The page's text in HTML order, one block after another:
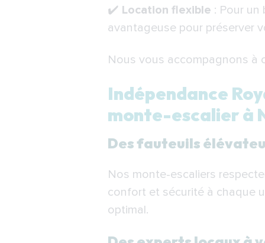
✔️ Location flexible : Pour
avantageuse pour préserver
Nous vous accompagnons à
Indépendance
monte-escalier à
Des fauteuils
Nos monte-escaliers
confort et sécurité à chaque
optimal.